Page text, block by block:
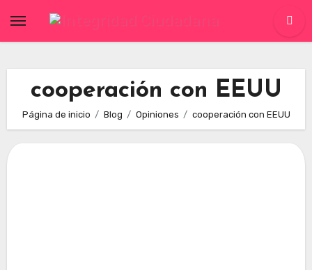
cooperación con EEUU
Página de inicio Blog Opiniones cooperación con EEUU